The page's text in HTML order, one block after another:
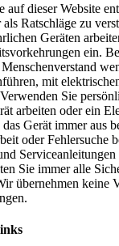
auf dieser Website
Ratschläge zu
Geräten
ein.
mit
Sie
arbeiten oder ein
Gerät immer aus
oder Fehlersuche
Sie immer alle
übernehmen keine